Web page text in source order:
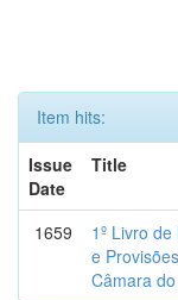
Item hits:
Issue
Date
Title
1659
1º Livro
e
Câmara